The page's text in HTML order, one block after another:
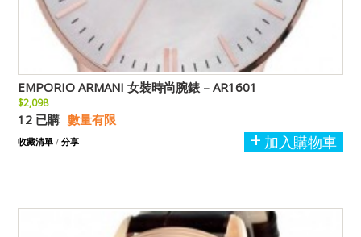
EMPORIO ARMANI 女裝時尚腕錶 – AR1601
$2,098
12 已購 數量有限
加入購物車
收藏清單 / 分享